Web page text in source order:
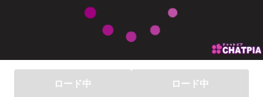
ロード中 ロード中